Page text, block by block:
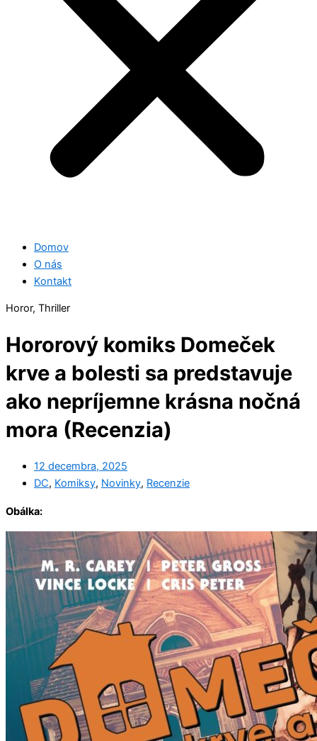
Domov
O nás
Kontakt
Horor, Thriller
Hororový komiks Domeček
krve a bolesti sa predstavuje
ako nepríjemne krásna nočná
mora (Recenzia)
12 decembra, 2025
DC, Komiksy, Novinky, Recenzie
Obálka: